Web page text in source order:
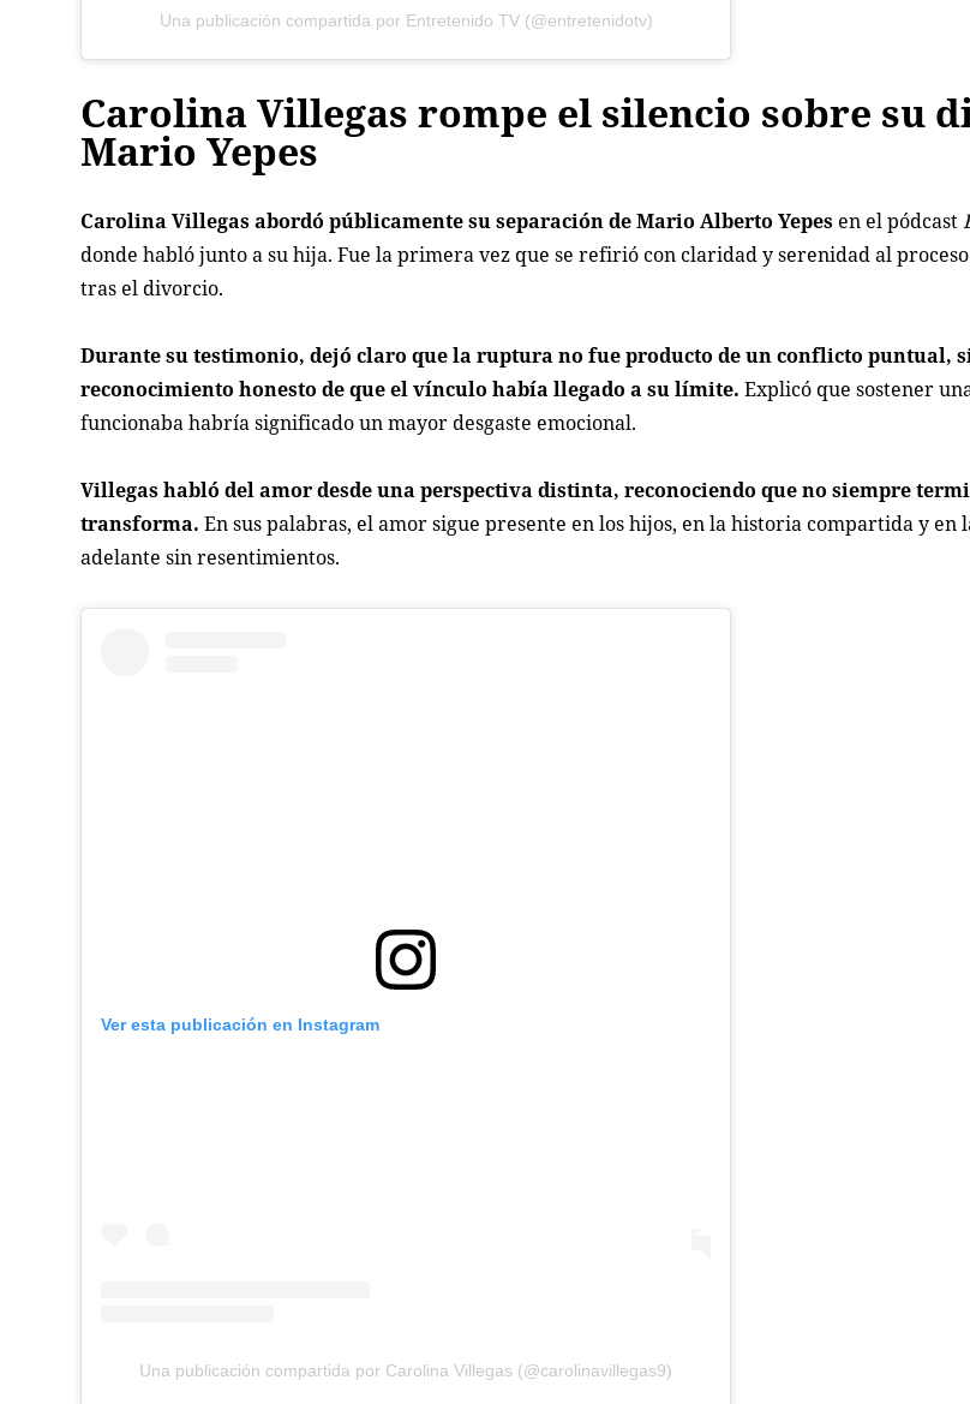
Una publicación compartida por Entretenido TV (@entretenidotv)
Carolina Villegas rompe el silencio sobre su
Mario Yepes
Carolina Villegas abordó públicamente su separación de Mario Alberto Yepes en el pódcast
donde habló junto a su hija. Fue la primera vez que se refirió con claridad y serenidad al
tras el divorcio.
Durante su testimonio, dejó claro que la ruptura no fue producto de un conflicto puntual,
reconocimiento honesto de que el vínculo había llegado a su límite.Explicó que sostener
funcionaba habría significado un mayor desgaste emocional.
Villegas habló del amor desde una perspectiva distinta, reconociendo que no siempre
transforma.En sus palabras, el amor sigue presente en los hijos, en la historia compartida y en
adelante sin resentimientos.
Ver esta publicación en Instagram
Una publicación compartida por Carolina Villegas (@carolinavillegas9)